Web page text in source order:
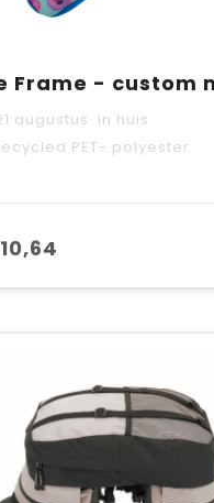
augustus in huis
PET- polyester